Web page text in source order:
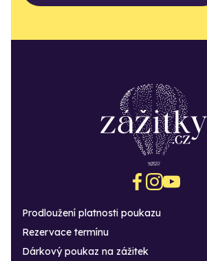
Prodloužení platnosti poukazu
Rezervace termínu
Dárkový poukaz na zážitek